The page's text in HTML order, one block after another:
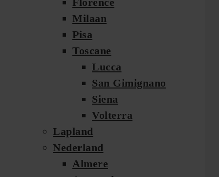
Milaan
Pisa
Toscane
Lucca
San Gimignano
Siena
Volterra
Lapland
Nederland
Almere